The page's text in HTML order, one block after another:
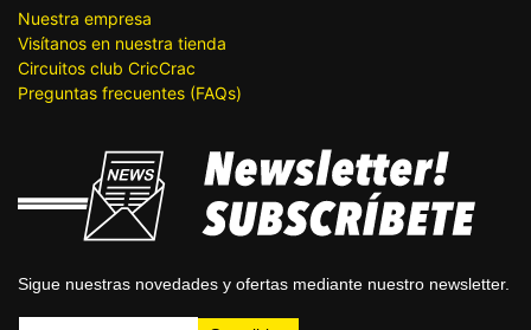
Nuestra empresa
Visítanos en nuestra tienda
Circuitos club CricCrac
Preguntas frecuentes (FAQs)
Sigue nuestras novedades y ofertas mediante nuestro newsletter.